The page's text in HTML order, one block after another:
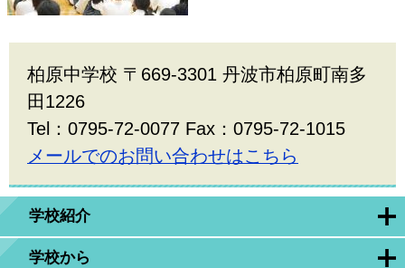
学校紹介
学校から
柏原中学校 〒669-3301 丹波市柏原町南多
田1226
Tel：0795-72-0077 Fax：0795-72-1015
メールでのお問い合わせはこちら